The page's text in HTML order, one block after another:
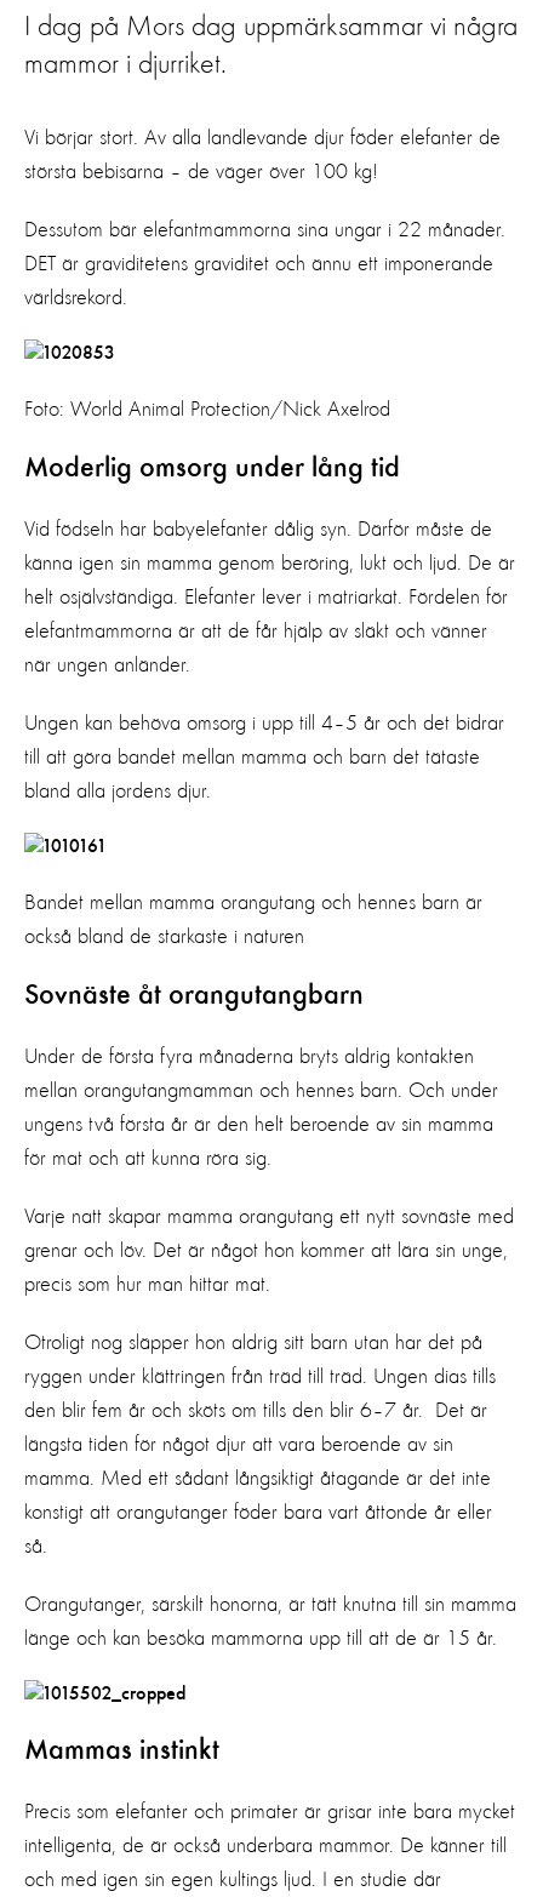
I dag på Mors dag uppmärksammar vi några
mammor i djurriket.
Vi börjar stort. Av alla landlevande djur föder elefanter de
största bebisarna – de väger över 100 kg!
Dessutom bär elefantmammorna sina ungar i 22 månader.
DET är graviditetens graviditet och ännu ett imponerande
världsrekord.
Foto: World Animal Protection/Nick Axelrod
Moderlig omsorg under lång tid
Vid födseln har babyelefanter dålig syn. Därför måste de
känna igen sin mamma genom beröring, lukt och ljud. De är
helt osjälvständiga. Elefanter lever i matriarkat. Fördelen för
elefantmammorna är att de får hjälp av släkt och vänner
när ungen anländer.
Ungen kan behöva omsorg i upp till 4–5 år och det bidrar
till att göra bandet mellan mamma och barn det tätaste
bland alla jordens djur.
Bandet mellan mamma orangutang och hennes barn är
också bland de starkaste i naturen
Sovnäste åt orangutangbarn
Under de första fyra månaderna bryts aldrig kontakten
mellan orangutangmamman och hennes barn. Och under
ungens två första år är den helt beroende av sin mamma
för mat och att kunna röra sig.
Varje natt skapar mamma orangutang ett nytt sovnäste med
grenar och löv. Det är något hon kommer att lära sin unge,
precis som hur man hittar mat.
Otroligt nog släpper hon aldrig sitt barn utan har det på
ryggen under klättringen från träd till träd. Ungen dias tills
den blir fem år och sköts om tills den blir 6–7 år. Det är
längsta tiden för något djur att vara beroende av sin
mamma. Med ett sådant långsiktigt åtagande är det inte
konstigt att orangutanger föder bara vart åttonde år eller
så.
Orangutanger, särskilt honorna, är tätt knutna till sin mamma
länge och kan besöka mammorna upp till att de är 15 år.
Mammas instinkt
Precis som elefanter och primater är grisar inte bara mycket
intelligenta, de är också underbara mammor. De känner till
och med igen sin egen kultings ljud. I en studie där